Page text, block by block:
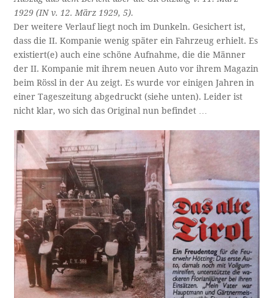
1929 (IN v. 12. März 1929, 5).
Der weitere Verlauf liegt noch im Dunkeln. Gesichert ist,
dass die II. Kompanie wenig später ein Fahrzeug erhielt. Es
existiert(e) auch eine schöne Aufnahme, die die Männer
der II. Kompanie mit ihrem neuen Auto vor ihrem Magazin
beim Rössl in der Au zeigt. Es wurde vor einigen Jahren in
einer Tageszeitung abgedruckt (siehe unten). Leider ist
nicht klar, wo sich das Original nun befindet …